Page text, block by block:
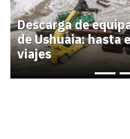
Descarga de
de Ushuaia: hasta
viajes
Previous